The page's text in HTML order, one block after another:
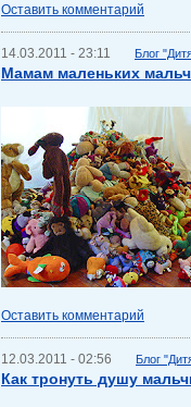
Оставить комментарий
14.03.2011 - 23:11 Блог
Мамам маленьких
Оставить комментарий
12.03.2011 - 02:56 Блог
Как тронуть душу